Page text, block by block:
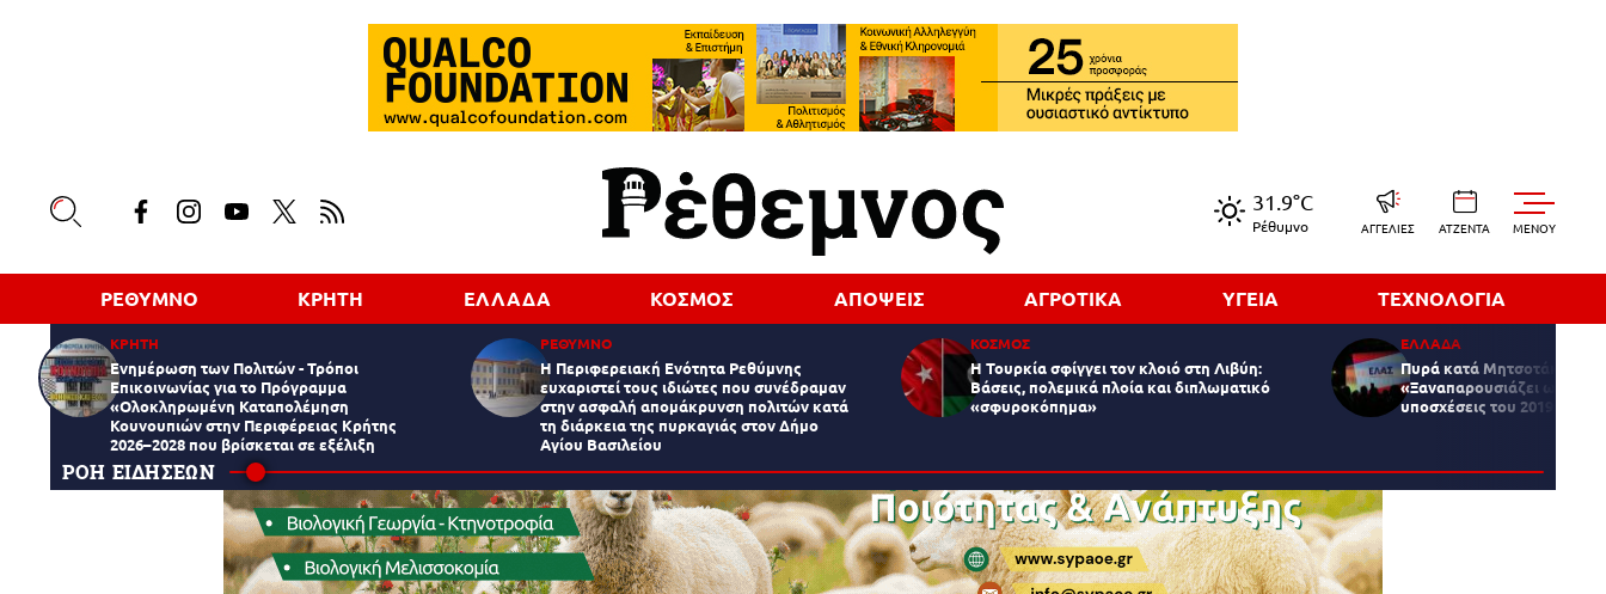
31.9°C
Ρέθυμνο ΑΓΓΕΛΙΕΣ ΑΤΖΕΝΤΑ
ΡΕΘΥΜΝΟ ΚΡΗΤΗ ΕΛΛΑΔΑ ΚΟΣΜΟΣ ΑΠΟΨΕΙΣ ΑΓΡΟΤΙΚΑ ΥΓΕΙΑ ΤΕΧΝΟΛΟΓΙΑ
ΚΡΗΤΗ
Ενημέρωση των Πολιτών - Τρόποι
Επικοινωνίας για το Πρόγραμμα
«Ολοκληρωμένη Καταπολέμηση
Κουνουπιών στην Περιφέρειας Κρήτης
2026–2028 που βρίσκεται σε εξέλιξη
ΡΕΘΥΜΝΟ
Η Περιφερειακή Ενότητα Ρεθύμνης
ευχαριστεί τους ιδιώτες που συνέδραμαν
στην ασφαλή απομάκρυνση πολιτών κατά
τη διάρκεια της πυρκαγιάς στον Δήμο
Αγίου Βασιλείου
ΚΟΣΜΟΣ
Η Τουρκία σφίγγει τον κλοιό στη Λιβύη:
Βάσεις, πολεμικά πλοία και διπλωματικό
«σφυροκόπημα»
ΕΛΛΑΔΑ
Πυρά κατά Μητσοτάκη από
«Ξαναπαρουσιάζει ως νέο
υποσχέσεις του 2019»
ΡΟΗ ΕΙΔΗΣΕΩΝ
MENOY